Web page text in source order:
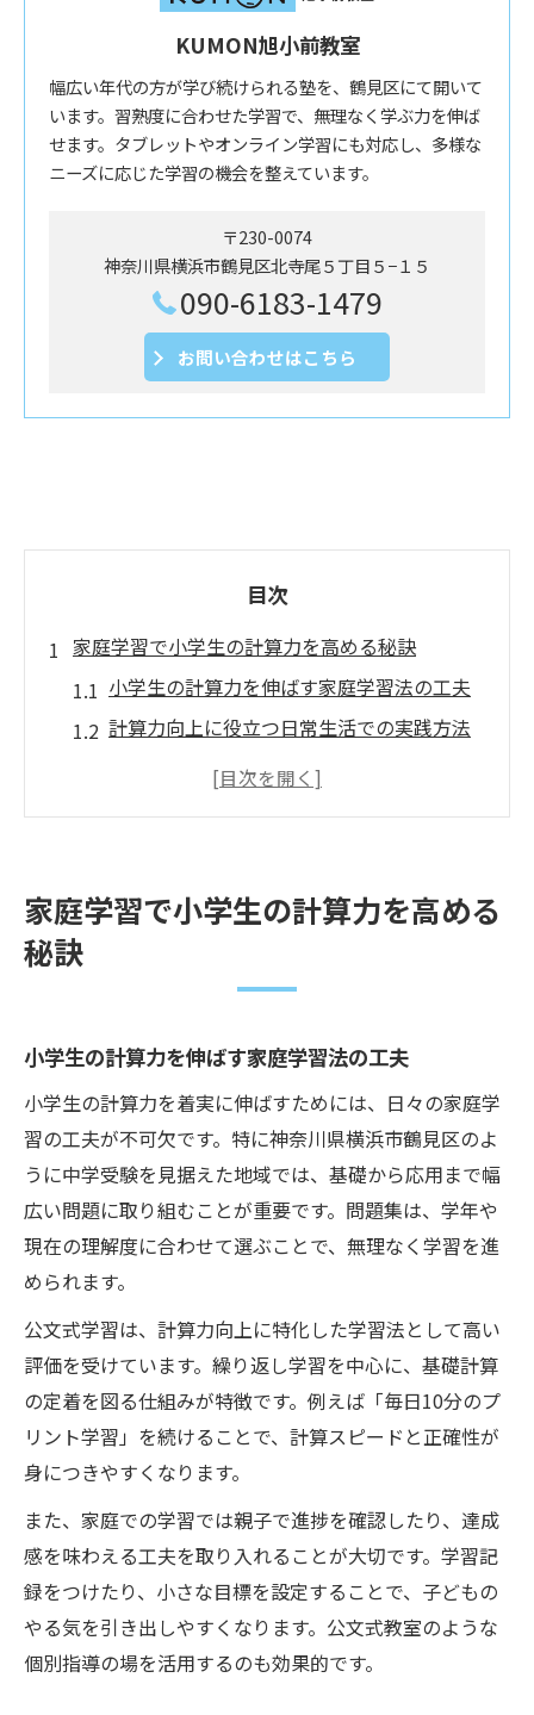
KUMON旭小前教室
幅広い年代の方が学び続けられる塾を、鶴見区にて開いて
います。習熟度に合わせた学習で、無理なく学ぶ力を伸ば
せます。タブレットやオンライン学習にも対応し、多様な
ニーズに応じた学習の機会を整えています。
〒230-0074
神奈川県横浜市鶴見区北寺尾５丁目５−１５
090-6183-1479
お問い合わせはこちら
目次
家庭学習で小学生の計算力を高める秘訣
小学生の計算力を伸ばす家庭学習法の工夫
計算力向上に役立つ日常生活での実践方法
小学生向け計算力強化のための学習リズム
継続的に計算力を鍛える家庭学習のコツ
公文式の特徴を活かした計算力養成法
公文式で小学生の計算力が伸びる理由とは
公文式学習の反復練習が計算力向上に効く
仕組み
小学生計算力を高める公文式独自の学習法
計算力養成に適した公文式の進度別教材の
公文式学習で算数の基礎を徹底的に固める
方法
小学生計算力アップに最適な問題集の選び
方
基礎から応用まで対応できる問題集の特徴
計算力を伸ばす問題集の使い方と選定基準
学年別に活用できる計算力強化問題集の工
夫
反復練習に適した計算力問題集の活用法
算数が得意な子どもになる学習法とは
算数が得意な子の家庭学習習慣の秘訣
家庭学習で小学生の計算力を高める
秘訣
小学生の計算力を伸ばす家庭学習法の工夫
小学生の計算力を着実に伸ばすためには、日々の家庭学
習の工夫が不可欠です。特に神奈川県横浜市鶴見区のよ
うに中学受験を見据えた地域では、基礎から応用まで幅
広い問題に取り組むことが重要です。問題集は、学年や
現在の理解度に合わせて選ぶことで、無理なく学習を進
められます。
公文式学習は、計算力向上に特化した学習法として高い
評価を受けています。繰り返し学習を中心に、基礎計算
の定着を図る仕組みが特徴です。例えば「毎日10分のプ
リント学習」を続けることで、計算スピードと正確性が
身につきやすくなります。
また、家庭での学習では親子で進捗を確認したり、達成
感を味わえる工夫を取り入れることが大切です。学習記
録をつけたり、小さな目標を設定することで、子どもの
やる気を引き出しやすくなります。公文式教室のような
個別指導の場を活用するのも効果的です。